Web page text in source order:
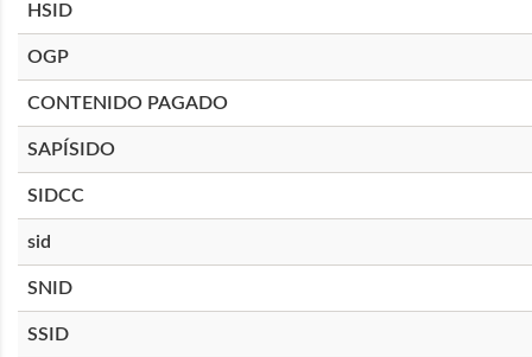
HSID
OGP
CONTENIDO PAGADO
SAPÍSIDO
SIDCC
sid
SNID
SSID